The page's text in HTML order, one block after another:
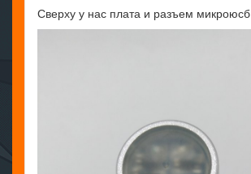
Сверху у нас плата и разъем микроюсб